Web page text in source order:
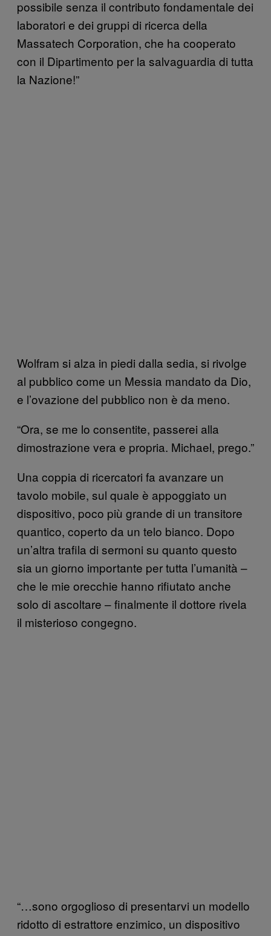
possibile senza il contributo fondamentale dei
laboratori e dei gruppi di ricerca della
Massatech Corporation, che ha cooperato
con il Dipartimento per la salvaguardia di tutta
la Nazione!”
Wolfram si alza in piedi dalla sedia, si rivolge
al pubblico come un Messia mandato da Dio,
e l’ovazione del pubblico non è da meno.
“Ora, se me lo consentite, passerei alla
dimostrazione vera e propria. Michael, prego.”
Una coppia di ricercatori fa avanzare un
tavolo mobile, sul quale è appoggiato un
dispositivo, poco più grande di un transitore
quantico, coperto da un telo bianco. Dopo
un’altra trafila di sermoni su quanto questo
sia un giorno importante per tutta l’umanità –
che le mie orecchie hanno rifiutato anche
solo di ascoltare – finalmente il dottore rivela
il misterioso congegno.
“…sono orgoglioso di presentarvi un modello
ridotto di estrattore enzimico, un dispositivo